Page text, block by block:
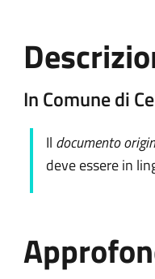
In Comune di
Il documento
deve essere in